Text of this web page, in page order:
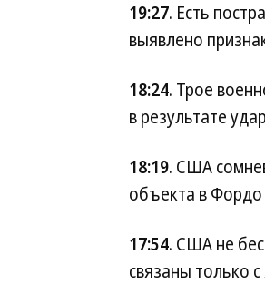
19:27. Есть
выявлено
18:24. Трое
в результате
18:19. США
объекта в
17:54. США не
связаны только